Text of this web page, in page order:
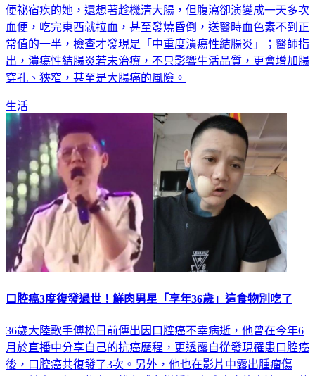
便祕宿疾的她，還想著趁機清大腸，但腹瀉卻演變成一天多次
血便，吃完東西就拉血，甚至發燒昏倒，送醫時血色素不到正
常值的一半，檢查才發現是「中重度潰瘍性結腸炎」；醫師指
出，潰瘍性結腸炎若未治療，不只影響生活品質，更會增加腸
穿孔、狹窄，甚至是大腸癌的風險。
生活
口腔癌3度復發過世！鮮肉男星「享年36歲」這食物別吃了
36歲大陸歌手傅松日前傳出因口腔癌不幸病逝，他曾在今年6
月於直播中分享自己的抗癌歷程，更透露自從發現罹患口腔癌
後，口腔癌共復發了3次。另外，他也在影片中露出腫瘤傷